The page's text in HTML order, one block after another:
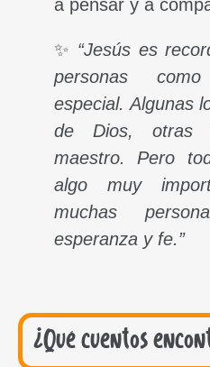
a pensar y a
✨ “Jesús es
personas
especial. Algunas
de Dios, otras
maestro. Pero
algo muy
muchas
esperanza y fe.”
¿Qué cuentos